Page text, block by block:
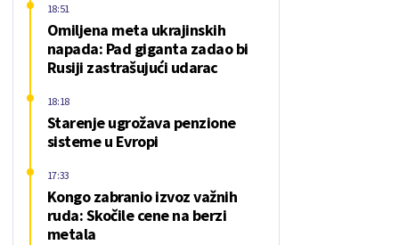
Omiljena meta ukrajinskih
napada: Pad giganta zadao bi
Rusiji zastrašujući udarac
18:51
Starenje ugrožava penzione
sisteme u Evropi
18:18
Kongo zabranio izvoz važnih
ruda: Skočile cene na berzi
metala
17:33